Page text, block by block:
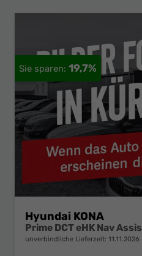
19,7%
Hyundai KONA
Prime DCT eHK Nav
unverbindliche Lieferzeit: 11.11.2026